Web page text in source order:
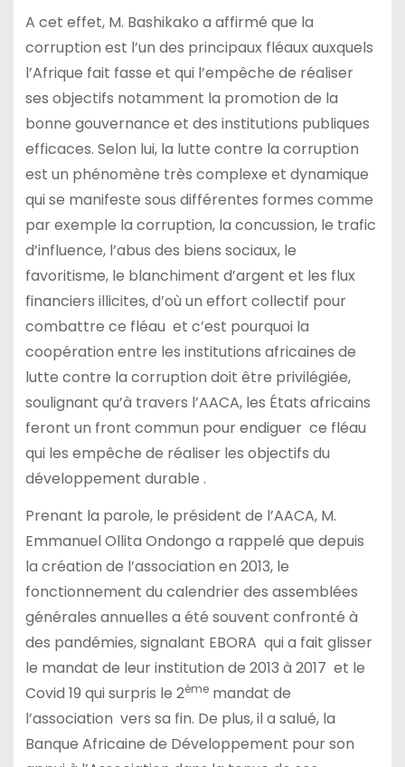
A cet effet, M. Bashikako a affirmé que la
corruption est l’un des principaux fléaux auxquels
l’Afrique fait fasse et qui l’empêche de réaliser
ses objectifs notamment la promotion de la
bonne gouvernance et des institutions publiques
efficaces. Selon lui, la lutte contre la corruption
est un phénomène très complexe et dynamique
qui se manifeste sous différentes formes comme
par exemple la corruption, la concussion, le trafic
d’influence, l’abus des biens sociaux, le
favoritisme, le blanchiment d’argent et les flux
financiers illicites, d’où un effort collectif pour
combattre ce fléau et c’est pourquoi la
coopération entre les institutions africaines de
lutte contre la corruption doit être privilégiée,
soulignant qu’à travers l’AACA, les États africains
feront un front commun pour endiguer ce fléau
qui les empêche de réaliser les objectifs du
développement durable .
Prenant la parole, le président de l’AACA, M.
Emmanuel Ollita Ondongo a rappelé que depuis
la création de l’association en 2013, le
fonctionnement du calendrier des assemblées
générales annuelles a été souvent confronté à
des pandémies, signalant EBORA qui a fait glisser
le mandat de leur institution de 2013 à 2017 et le
Covid 19 qui surpris le 2èmemandat de
l’association vers sa fin. De plus, il a salué, la
Banque Africaine de Développement pour son